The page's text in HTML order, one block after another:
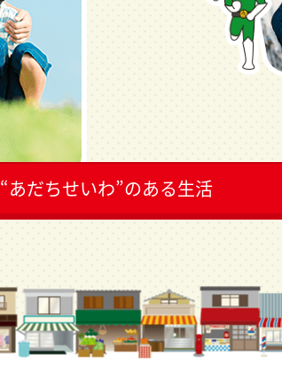
“あだちせいわ”のある生活